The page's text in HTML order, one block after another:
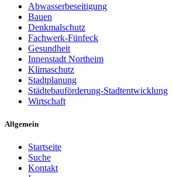
Abwasserbeseitigung
Bauen
Denkmalschutz
Fachwerk-Fünfeck
Gesundheit
Innenstadt Northeim
Klimaschutz
Stadtplanung
Städtebauförderung-Stadtentwicklung
Wirtschaft
Allgemein
Startseite
Suche
Kontakt